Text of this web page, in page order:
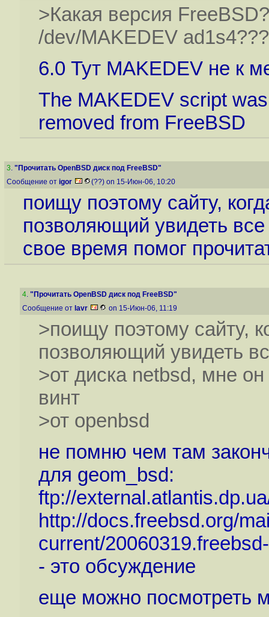
>Какая версия
/dev/MAKEDEV ad1s4???
6.0 Тут MAKEDEV не к
The MAKEDEV script
removed from FreeBSD
3. "Прочитать OpenBSD диск под FreeBSD"
Сообщение от igor (??) on 15-Июн-06, 10:20
поищу поэтому сайту,
позволяющий увидеть
свое время помог
4. "Прочитать OpenBSD диск под FreeBSD"
Сообщение от lavr on 15-Июн-06, 11:19
>поищу поэтому сайту,
позволяющий увидеть
>от диска netbsd, мне
винт
>от openbsd
не помню чем там
для geom_bsd:
ftp://
http://docs.freebsd.org/
current/
- это обсуждение
еще можно посмотреть